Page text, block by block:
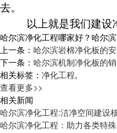
去。
以上就是我们建设净
哈尔滨净化工程哪家好？哈尔
上一条： 哈尔滨岩棉净化板的
下一条： 哈尔滨机制净化板的
相关标签： 净化工程,
查看更多>>
相关新闻
哈尔滨净化工程:洁净空间建设
哈尔滨净化工程：助力各类特